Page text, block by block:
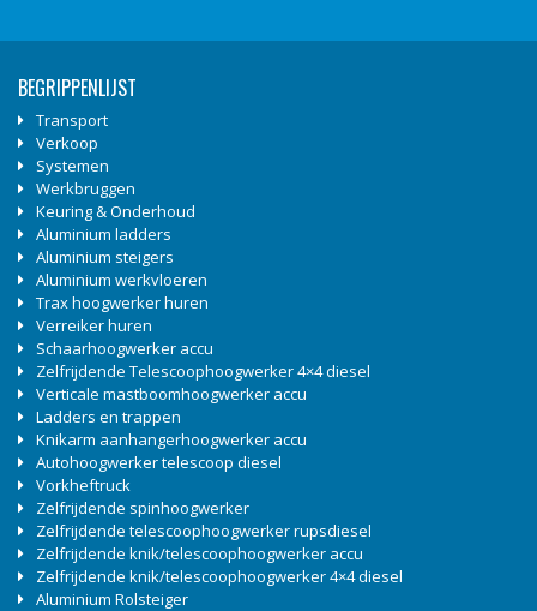
BEGRIPPENLIJST
Transport
Verkoop
Systemen
Werkbruggen
Keuring & Onderhoud
Aluminium ladders
Aluminium steigers
Aluminium werkvloeren
Trax hoogwerker huren
Verreiker huren
Schaarhoogwerker accu
Zelfrijdende Telescoophoogwerker 4×4 diesel
Verticale mastboomhoogwerker accu
Ladders en trappen
Knikarm aanhangerhoogwerker accu
Autohoogwerker telescoop diesel
Vorkheftruck
Zelfrijdende spinhoogwerker
Zelfrijdende telescoophoogwerker rupsdiesel
Zelfrijdende knik/telescoophoogwerker accu
Zelfrijdende knik/telescoophoogwerker 4×4 diesel
Aluminium Rolsteiger